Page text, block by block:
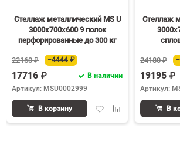
Стеллаж металлический MS U
3000х700х600 9 полок
перфорированные до 300 кг
22160 ₽ −4444 ₽
17716 ₽
В наличии
Артикул: MSU0002999
ДобавитьДобавить
В корзину
Стеллаж
24180 ₽
19195 ₽
Артикул:
В